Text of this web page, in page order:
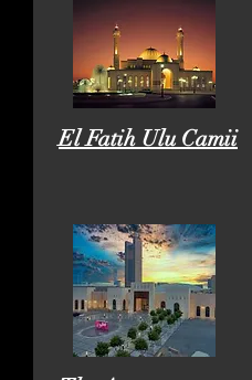
El Fatih Ulu Camii